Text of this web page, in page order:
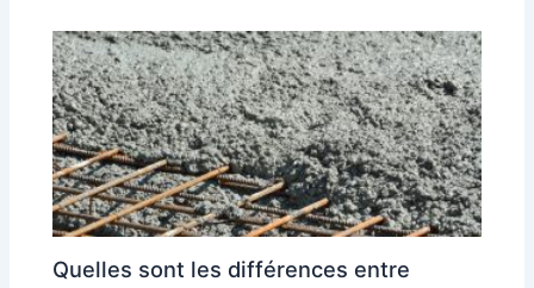
Quelles sont les différences entre